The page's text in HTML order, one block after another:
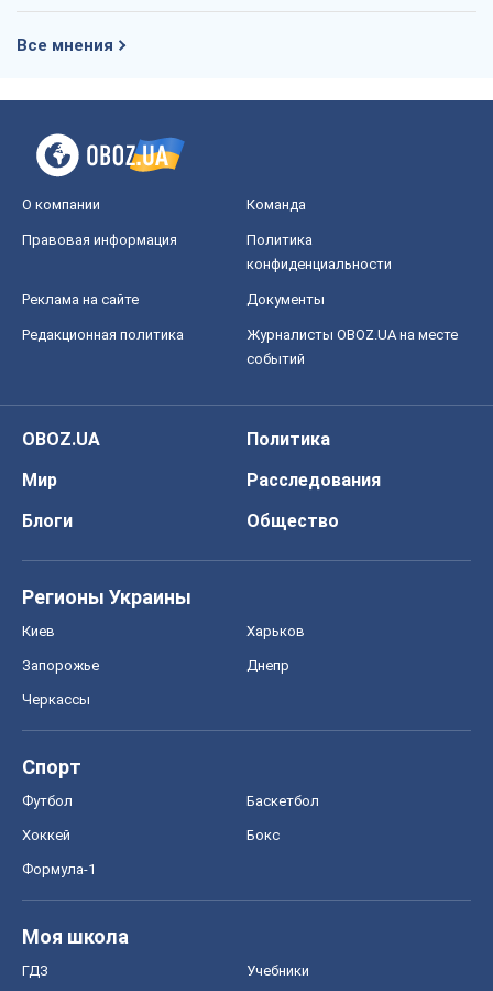
Все мнения
О компании Команда
Правовая информация
Политика
конфиденциальности
Реклама на сайте Документы
Редакционная политика
Журналисты OBOZ.UA на месте
событий
OBOZ.UA
Политика
Мир
Расследования
Блоги
Общество
Регионы Украины
Киев Харьков
Запорожье Днепр
Черкассы
Спорт
Футбол Баскетбол
Хоккей Бокс
Формула-1
Моя школа
ГДЗ Учебники